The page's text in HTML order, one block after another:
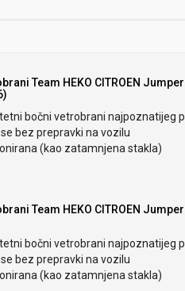
Team HEKO CITROEN
bočni vetrobrani najpoznatijeg
bez prepravki na vozilu
(kao zatamnjena stakla)
Team HEKO CITROEN
bočni vetrobrani najpoznatijeg
bez prepravki na vozilu
(kao zatamnjena stakla)